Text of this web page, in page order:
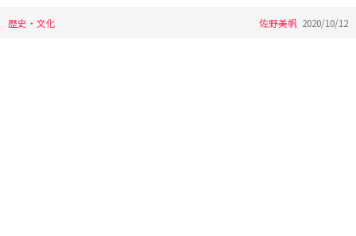
歴史・文化 佐野美帆 2020/10/12